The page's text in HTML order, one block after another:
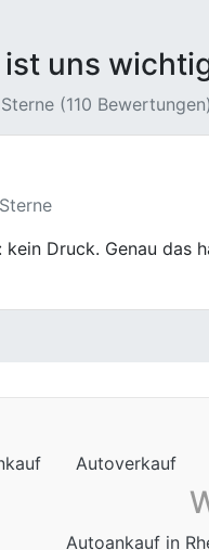
uns
(110 Bewertungen)
und genau so war
Autoankauf in